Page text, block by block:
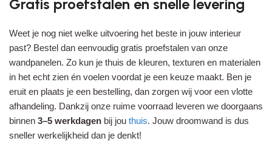
Gratis proefstalen en snelle levering
Weet je nog niet welke uitvoering het beste in jouw interieur
past? Bestel dan eenvoudig gratis proefstalen van onze
wandpanelen. Zo kun je thuis de kleuren, texturen en materialen
in het echt zien én voelen voordat je een keuze maakt. Ben je
eruit en plaats je een bestelling, dan zorgen wij voor een vlotte
afhandeling. Dankzij onze ruime voorraad leveren we doorgaans
binnen 3–5 werkdagen bij jou thuis. Jouw droomwand is dus
sneller werkelijkheid dan je denkt!